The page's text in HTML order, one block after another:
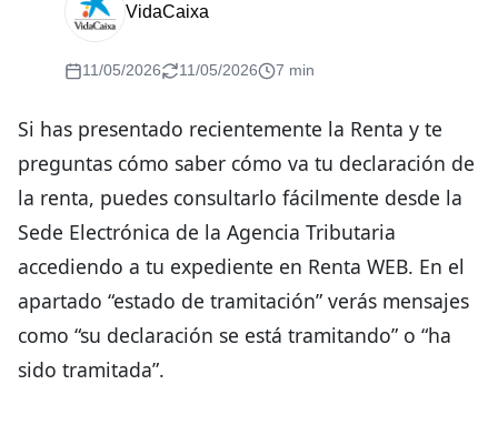
VidaCaixa
11/05/2026 11/05/2026 7 min
Si has presentado recientemente la Renta y te
preguntas cómo saber cómo va tu declaración de
la renta, puedes consultarlo fácilmente desde la
Sede Electrónica de la Agencia Tributaria
accediendo a tu expediente en Renta WEB. En el
apartado “estado de tramitación” verás mensajes
como “su declaración se está tramitando” o “ha
sido tramitada”.